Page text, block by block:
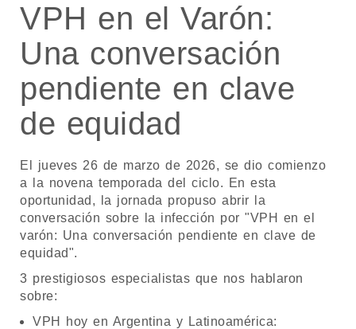
VPH en el Varón:
Una conversación
pendiente en clave
de equidad
El jueves 26 de marzo de 2026, se dio comienzo
a la novena temporada del ciclo. En esta
oportunidad, la jornada propuso abrir la
conversación sobre la infección por "VPH en el
varón: Una conversación pendiente en clave de
equidad".
3 prestigiosos especialistas que nos hablaron
sobre:
VPH hoy en Argentina y Latinoamérica: